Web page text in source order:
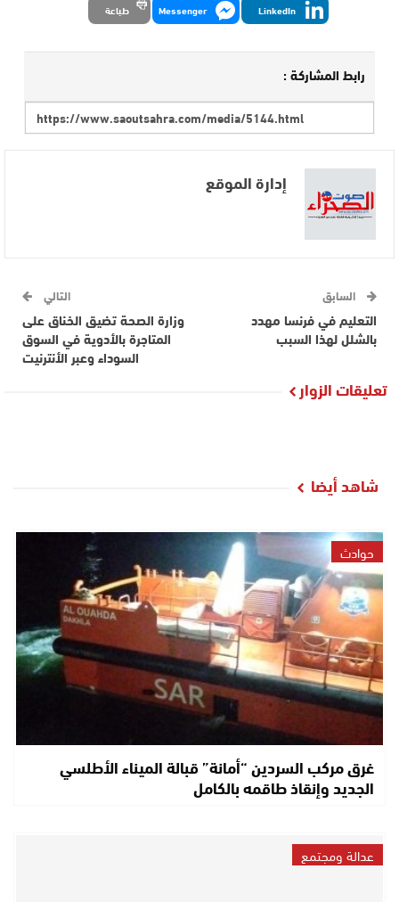
LinkedIn
Messenger طباعة
رابط المشاركة :
إدارة الموقع
السابق
التعليم في فرنسا مهدد
بالشلل لهذا السبب
التالي
وزارة الصحة تضيق الخناق على
المتاجرة بالأدوية في السوق
السوداء وعبر الأنترنيت
تعليقات الزوار
شاهد أيضا
حوادث
غرق مركب السردين “أمانة” قبالة الميناء الأطلسي
الجديد وإنقاذ طاقمه بالكامل
عدالة ومجتمع